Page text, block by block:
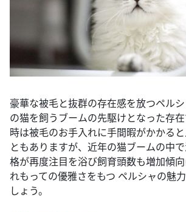
豪華な被毛と抜群の存在感を放つペル
の猫を飼うブームの先駆けとなった存
時は被毛のお手入れに手間暇がかかる
ともありますが、近年の猫ブームの中
格が再度注目を浴び飼育頭数も増加傾
れもっての優雅さをもつ ペルシャの魅
しょう。